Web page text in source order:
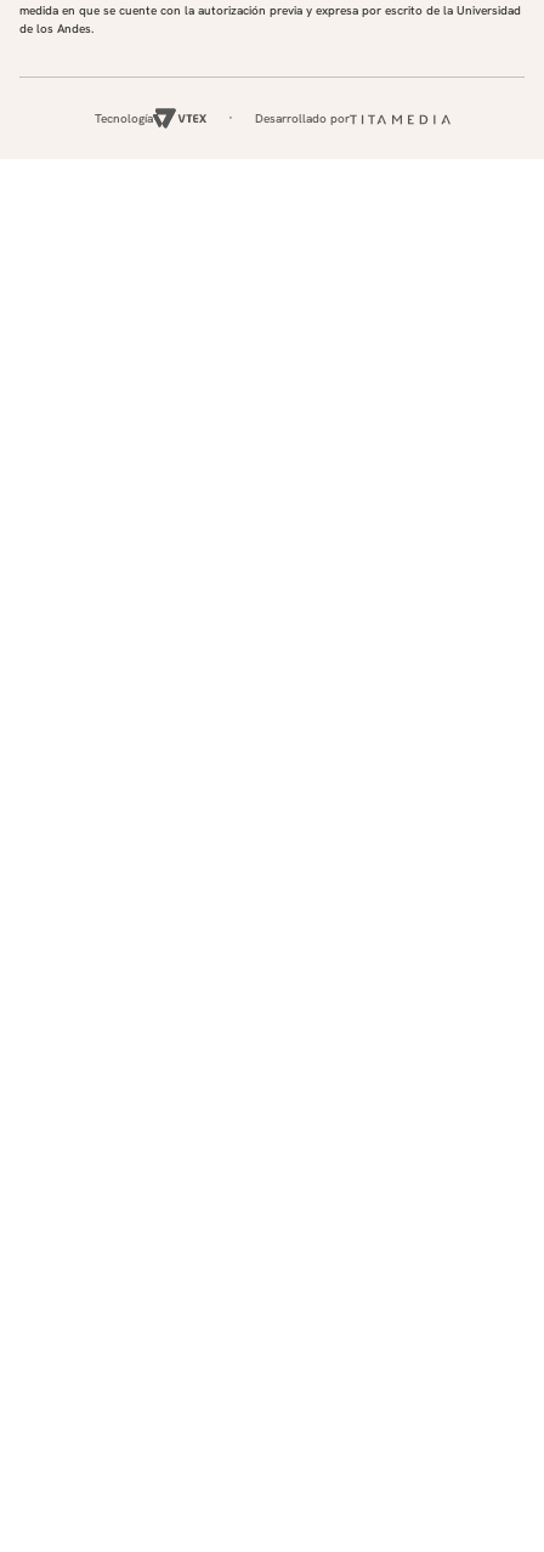
medida en que se cuente con la autorización previa y expresa por escrito de la Universidad
de los Andes.
Tecnología Desarrollado por